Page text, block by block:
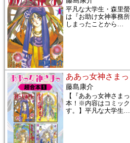
平凡な大学生・森里
は『お助け女神事務
しまったことから …
ああっ女神さま
藤島康介
【『ああっ女神さま
本！※内容はコミッ
す。】平凡な大学生…